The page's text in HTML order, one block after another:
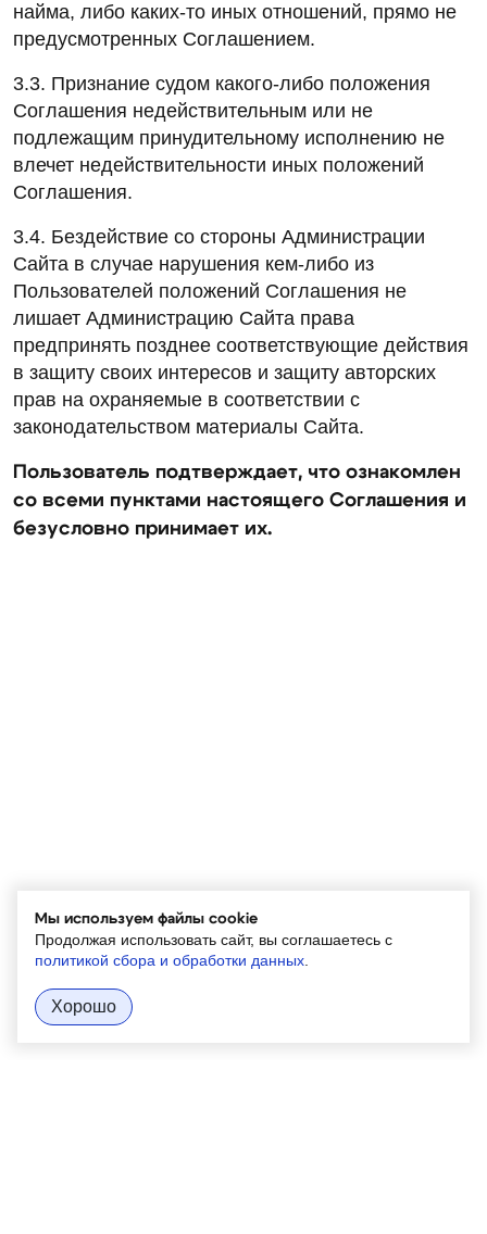
найма, либо каких-то иных отношений, прямо не
предусмотренных Соглашением.
3.3. Признание судом какого-либо положения
Соглашения недействительным или не
подлежащим принудительному исполнению не
влечет недействительности иных положений
Соглашения.
3.4. Бездействие со стороны Администрации
Сайта в случае нарушения кем-либо из
Пользователей положений Соглашения не
лишает Администрацию Сайта права
предпринять позднее соответствующие действия
в защиту своих интересов и защиту авторских
прав на охраняемые в соответствии с
законодательством материалы Сайта.
Пользователь подтверждает, что ознакомлен
со всеми пунктами настоящего Соглашения и
безусловно принимает их.
Мы используем файлы cookie
Продолжая использовать сайт, вы соглашаетесь с
политикой сбора и обработки данных
Хорошо